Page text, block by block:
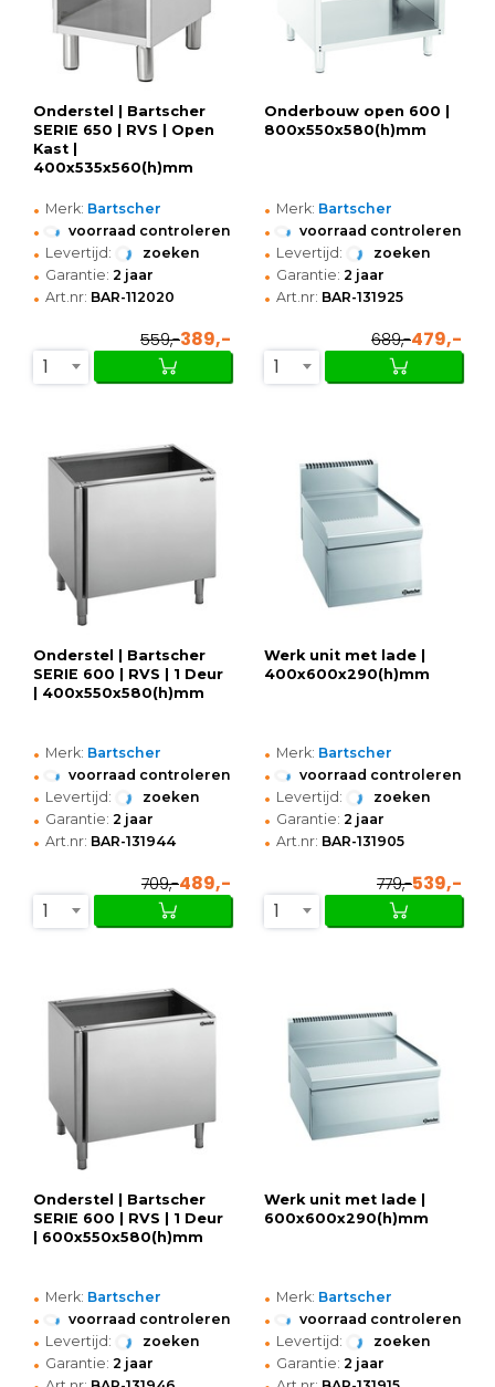
Onderstel | Bartscher
SERIE 650 | RVS | Open
Kast |
400x535x560(h)mm
• Merk: Bartscher
• voorraad controleren
• Levertijd: zoeken
• Garantie: 2 jaar
• Art.nr: BAR-112020
559,-389,-
1
Onderbouw open 600 |
800x550x580(h)mm
• Merk: Bartscher
• voorraad controleren
• Levertijd: zoeken
• Garantie: 2 jaar
• Art.nr: BAR-131925
689,-479,-
1
Onderstel | Bartscher
SERIE 600 | RVS | 1 Deur
| 400x550x580(h)mm
• Merk: Bartscher
• voorraad controleren
• Levertijd: zoeken
• Garantie: 2 jaar
• Art.nr: BAR-131944
709,-489,-
1
Werk unit met lade |
400x600x290(h)mm
• Merk: Bartscher
• voorraad controleren
• Levertijd: zoeken
• Garantie: 2 jaar
• Art.nr: BAR-131905
779,-539,-
1
Onderstel | Bartscher
SERIE 600 | RVS | 1 Deur
| 600x550x580(h)mm
• Merk: Bartscher
• voorraad controleren
• Levertijd: zoeken
• Garantie: 2 jaar
Werk unit met lade |
600x600x290(h)mm
• Merk: Bartscher
• voorraad controleren
• Levertijd: zoeken
• Garantie: 2 jaar